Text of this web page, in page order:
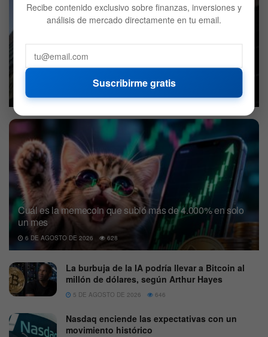
BlackRock decidió vender Bitcoin: ¿Qué compró en su
7 DE AGOSTO DE 2026
Cuál es la memecoin que subió más de 4.000% en solo
un mes
6 DE AGOSTO DE 2026 628
La burbuja de la IA podría llevar a Bitcoin al
millón de dólares, según Arthur Hayes
5 DE AGOSTO DE 2026 646
Nasdaq enciende las expectativas con un
movimiento histórico
Recibe contenido exclusivo sobre finanzas, inversiones y
análisis de mercado directamente en tu email.
Suscribirme gratis